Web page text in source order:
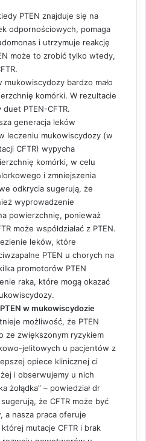
PTEN znajduje się na
odpornościowych, pomaga
i utrzymuje reakcję
może to zrobić tylko wtedy,
bardzo mało
komórki. W rezultacie
PTEN-CFTR.
generacja leków
leczeniu mukowiscydozy (w
CFTR) wypycha
komórki, w celu
i zmniejszenia
odkrycia sugerują, że
wyprowadzenie
powierzchnię, ponieważ
może współdziałać z PTEN.
leków, które
PTEN u chorych na
promotorów PTEN
raka, które mogą okazać
w mukowiscydozie
możliwość, że PTEN
ze zwiększonym ryzykiem
jelitowych u pacjentów z
opiece klinicznej ci
i obserwujemy u nich
żołądka” – powiedział dr
że CFTR może być
nasza praca oferuje
mutacje CFTR i brak